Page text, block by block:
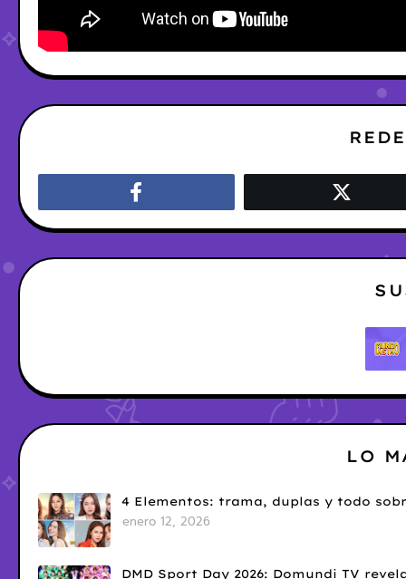
LO
4 Elementos: trama, duplas y todo
enero 12, 2026
DMD Sport Day 2026: Domundi TV